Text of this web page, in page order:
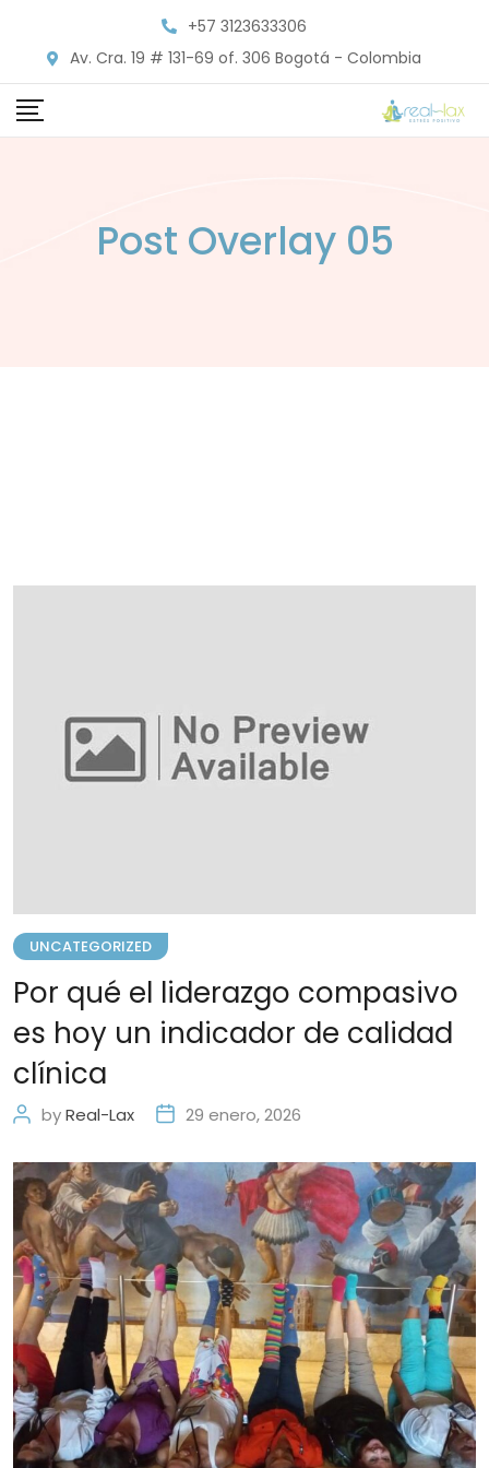
+57 3123633306
Av. Cra. 19 # 131-69 of. 306 Bogotá - Colombia
Post Overlay 05
UNCATEGORIZED
Por qué el liderazgo compasivo
es hoy un indicador de calidad
clínica
byReal-Lax 29 enero, 2026